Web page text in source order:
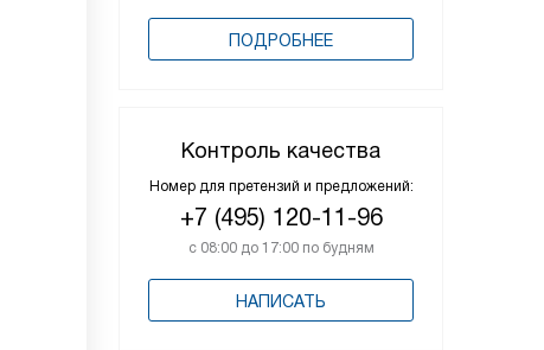
ПОДРОБНЕЕ
Контроль качества
Номер для претензий и предложений:
+7 (495) 120-11-96
с 08:00 до 17:00 по будням
НАПИСАТЬ